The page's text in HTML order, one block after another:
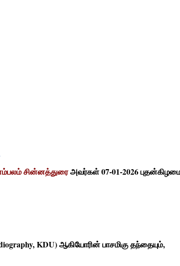
சின்னத்துரைஅவர்கள் 07-01-2026
KDU) ஆகியோரின் பாசமிகு தந்தையும்,